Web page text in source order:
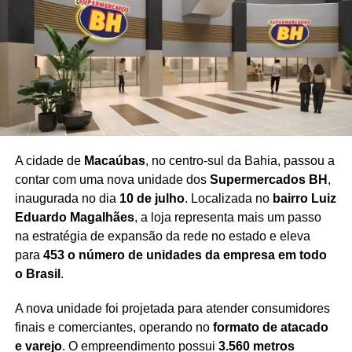
Com uma programação ampla e acessível, a festa
reafirma seu compromisso com a democratização da
cultura, incentivando o surgimento de novos escritores,
ampliando o acesso aos livros e fortalecendo o mercado
editorial brasileiro.A expectativa é de que milhares de
pessoas participem da celebração ao longo dos cinco
dias de evento, consolidando a Flipelô como um dos
Redação Saiba+
A cidade de Macaúbas, no centro-sul da Bahia, passou a
contar com uma nova unidade dos Supermercados BH ,
inaugurada no dia 10 de julho. Localizada no bairro Luiz
Eduardo Magalhães, a loja representa mais um passo
na estratégia de expansão da rede no estado e eleva
para 453 o número de unidades da empresa em todo
o Brasil .
A nova unidade foi projetada para atender consumidores
finais e comerciantes, operando no formato de atacado
e varejo. O empreendimento possui 3.560 metros